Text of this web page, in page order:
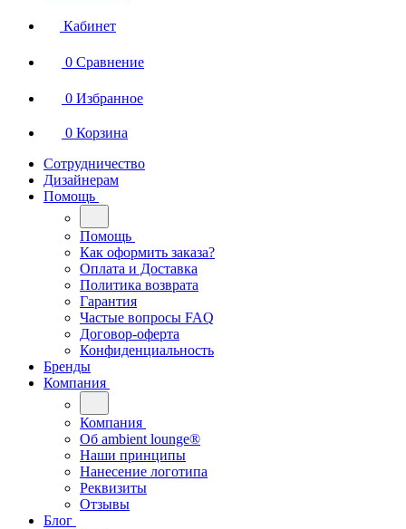
Кабинет
0 Сравнение
0 Избранное
0 Корзина
Сотрудничество
Дизайнерам
Помощь
Помощь
Как оформить заказа?
Оплата и Доставка
Политика возврата
Гарантия
Частые вопросы FAQ
Договор-оферта
Конфиденциальность
Бренды
Компания
Компания
Oб ambient lounge®
Наши принципы
Нанесение логотипа
Реквизиты
Отзывы
Блог